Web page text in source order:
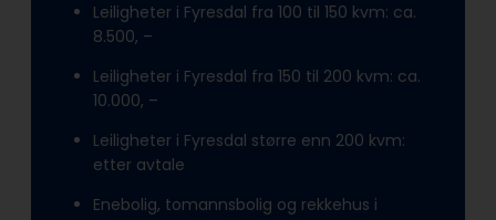
Leiligheter i Fyresdal fra 100 til 150 kvm: ca.
8.500, –
Leiligheter i Fyresdal fra 150 til 200 kvm: ca.
10.000, –
Leiligheter i Fyresdal større enn 200 kvm:
etter avtale
Enebolig, tomannsbolig og rekkehus i